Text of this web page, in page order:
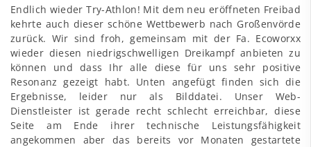
Endlich wieder Try-Athlon! Mit dem neu eröffneten Freibad
kehrte auch dieser schöne Wettbewerb nach Großenvörde
zurück. Wir sind froh, gemeinsam mit der Fa. Ecoworxx
wieder diesen niedrigschwelligen Dreikampf anbieten zu
können und dass Ihr alle diese für uns sehr positive
Resonanz gezeigt habt. Unten angefügt finden sich die
Ergebnisse, leider nur als Bilddatei. Unser Web-
Dienstleister ist gerade recht schlecht erreichbar, diese
Seite am Ende ihrer technische Leistungsfähigkeit
angekommen aber das bereits vor Monaten gestartete